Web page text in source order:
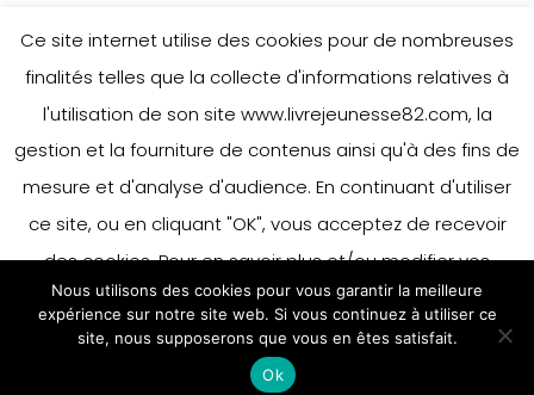
Leave a Reply
You must belogged in to post a
comment.
Ce site internet utilise des cookies pour de nombreuses
finalités telles que la collecte d'informations relatives à
l'utilisation de son site www.livrejeunesse82.com, la
gestion et la fourniture de contenus ainsi qu'à des fins de
mesure et d'analyse d'audience. En continuant d'utiliser
ce site, ou en cliquant "OK", vous acceptez de recevoir
des cookies. Pour en savoir plus et/ou modifier vos
préférences en matière de cookies, merci de vous référer
à notre politique sur les cookies.
Accepter
En savoir plus
Nous utilisons des cookies pour vous garantir la meilleure
expérience sur notre site web. Si vous continuez à utiliser ce
site, nous supposerons que vous en êtes satisfait.
Ok